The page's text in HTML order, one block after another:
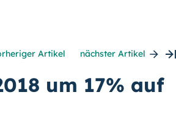
Artikel nächster Artikel
um 17% auf